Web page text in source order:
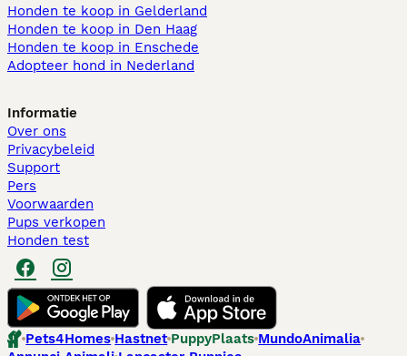
Honden te koop in Gelderland
Honden te koop in Den Haag
Honden te koop in Enschede
Adopteer hond in Nederland
Informatie
Over ons
Privacybeleid
Support
Pers
Voorwaarden
Pups verkopen
Honden test
Pets4Homes Hastnet PuppyPlaats MundoAnimalia